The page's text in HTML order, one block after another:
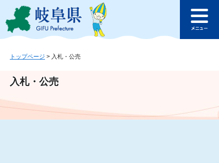
ジ
ュ
文
このページの本文へ
ュ
トップページ > 入札・公売
入札・公売